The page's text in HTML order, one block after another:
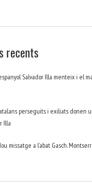
recents
Salvador Illa menteix i el
perseguits i exiliats donen
Illa
missatge a l’abat Gasch.